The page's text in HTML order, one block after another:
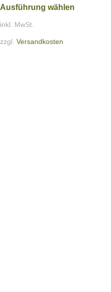
Ausführung wählen
inkl. MwSt.
zzgl. Versandkosten